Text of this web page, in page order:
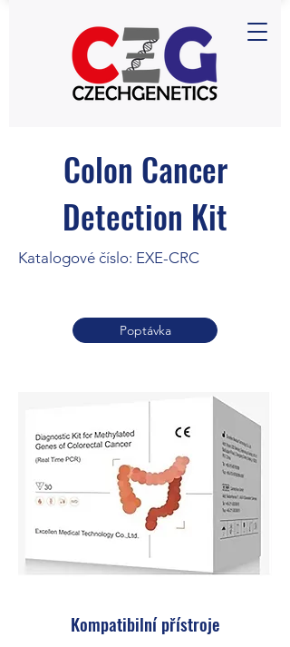
Colon Cancer
Detection Kit
Katalogové číslo: EXE-CRC
Poptávka
Kompatibilní přístroje